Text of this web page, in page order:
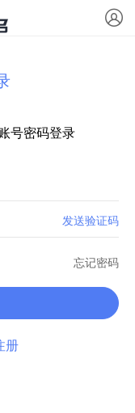
号密码登录
发送验证码
忘记密码
册